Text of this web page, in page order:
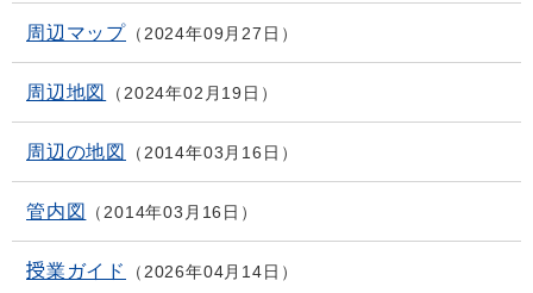
周辺マップ 2024年09月27日
周辺地図 2024年02月19日
周辺の地図 2014年03月16日
管内図 2014年03月16日
授業ガイド 2026年04月14日